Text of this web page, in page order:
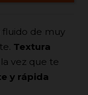
fluido de muy
Textura
vez que te
y rápida